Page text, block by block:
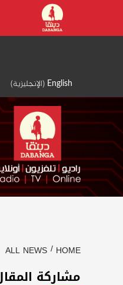
content
English
(الإنجليزية)
HOME
ALL NEWS
مشاركة